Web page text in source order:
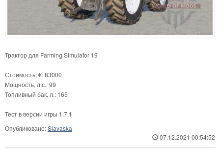
Трактор для Farming Simulator 19
Стоимость, €: 83000
Мощность, л.с.: 99
Топливный бак, л.: 165
Тест в версии игры 1.7.1
Опубликовано:Slavaska
07.12.2021 00:54:52